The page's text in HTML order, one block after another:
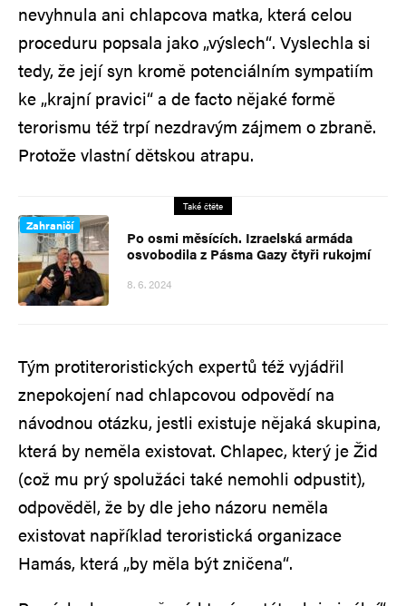
nevyhnula ani chlapcova matka, která celou
proceduru popsala jako „výslech“. Vyslechla si
tedy, že její syn kromě potenciálním sympatiím
ke „krajní pravici“ a de facto nějaké formě
terorismu též trpí nezdravým zájmem o zbraně.
Protože vlastní dětskou atrapu.
Také čtěte
Zahraničí
Po osmi měsících. Izraelská armáda
osvobodila z Pásma Gazy čtyři rukojmí
8. 6. 2024
Tým protiteroristických expertů též vyjádřil
znepokojení nad chlapcovou odpovědí na
návodnou otázku, jestli existuje nějaká skupina,
která by neměla existovat. Chlapec, který je Žid
(což mu prý spolužáci také nemohli odpustit),
odpověděl, že by dle jeho názoru neměla
existovat například teroristická organizace
Hamás, která „by měla být zničena“.